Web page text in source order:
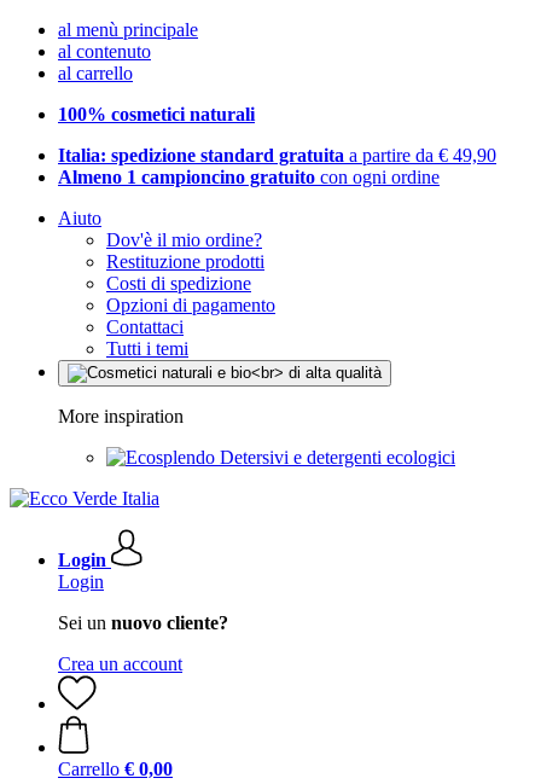
al menù principale
al contenuto
al carrello
100% cosmetici naturali
Italia: spedizione standard gratuita a partire da € 49,90
Almeno 1 campioncino gratuito con ogni ordine
Aiuto
Dov'è il mio ordine?
Restituzione prodotti
Costi di spedizione
Opzioni di pagamento
Contattaci
Tutti i temi
More inspiration
Detersivi e detergenti ecologici
Login
Login
Sei un nuovo cliente?
Crea un account
Carrello € 0,00